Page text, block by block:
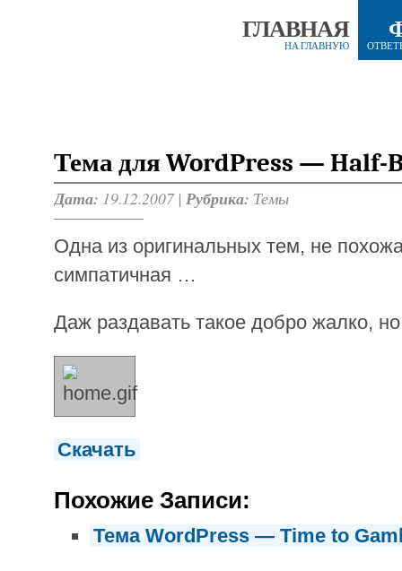
ГЛАВНАЯ
НА ГЛАВНУЮ
Тема для WordPress — Half-
Дата: 19.12.2007 | Рубрика: Темы
Одна из оригинальных тем, не
симпатичная …
Даж раздавать такое добро жалко,
Скачать
Похожие Записи:
Тема WordPress — Time to